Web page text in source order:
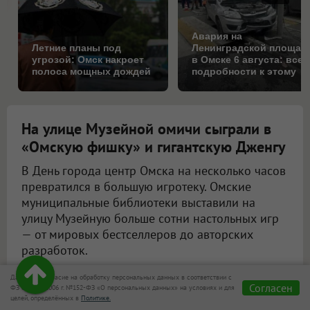
Летние планы под
угрозой: Омск накроет
полоса мощных дождей
Авария на
Ленинградской
в Омске 6 августа: все
подробности к этому
На улице Музейной омичи сыграли в
«Омскую фишку» и гигантскую Дженгу
В День города центр Омска на несколько часов
превратился в большую игротеку. Омские
муниципальные библиотеки выставили на
улицу Музейную больше сотни настольных игр
— от мировых бестселлеров до авторских
разработок.
Даю своё согласие на обработку персональных данных в соответствии с
ФЗ от 27.07.2006 г. №152-ФЗ «О персональных данных» на условиях и для
целей, определённых в Политике.
Согласен